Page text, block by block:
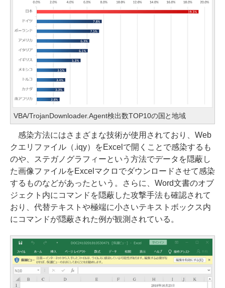
VBA/TrojanDownloader.Agent検出数TOP10の国と地域
感染方法にはさまざまな技術が使用されており、Web
クエリファイル（.iqy）をExcelで開くことで感染するも
のや、ステガノグラフィーという方法でデータを隠蔽し
た画像ファイルをExcelマクロでダウンロードさせて感染
するものなどがあったという。さらに、Word文書のオブ
ジェクト内にコマンドを隠蔽した攻撃手法も確認されて
おり、代替テキストや極端に小さいテキストボックス内
にコマンドが隠蔽された例が観測されている。